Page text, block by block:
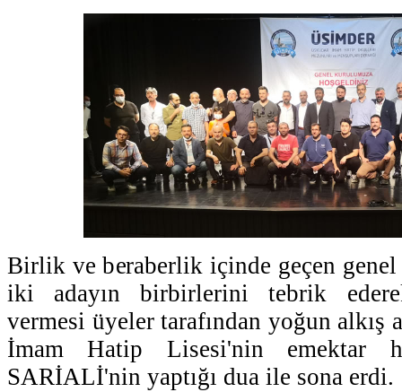
Birlik ve beraberlik içinde geçen
iki adayın birbirlerini tebrik
vermesi üyeler tarafından yoğun alkış
İmam Hatip Lisesi'nin emektar
SARİALİ'nin yaptığı dua ile sona erdi.